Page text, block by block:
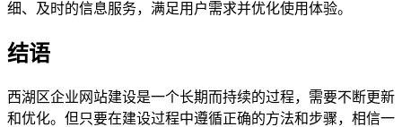
细、及时的信息服务，满足用户需求并优化使用体验。
结语
西湖区企业网站建设是一个长期而持续的过程，需要不断更新
和优化。但只要在建设过程中遵循正确的方法和步骤，相信一